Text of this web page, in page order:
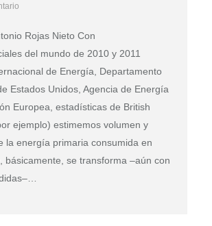
Rojas Nieto Con
del mundo de 2010 y 2011
de Energía, Departamento
Estados Unidos, Agencia de Energía
Europea, estadísticas de British
ejemplo) estimemos volumen y
la energía primaria consumida en
básicamente, se transforma –aún con